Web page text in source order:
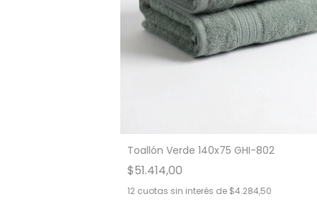
Toallón Verde 140x75 GHI-802
$51.414,00
12 cuotas sin interés de$4.284,50